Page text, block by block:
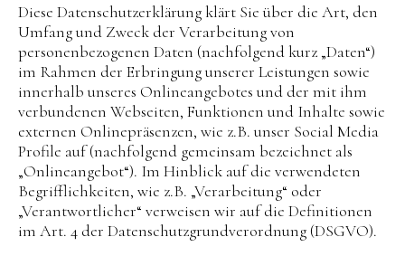
Diese Datenschutzerklärung klärt Sie über die Art, den
Umfang und Zweck der Verarbeitung von
personenbezogenen Daten (nachfolgend kurz „Daten“)
im Rahmen der Erbringung unserer Leistungen sowie
innerhalb unseres Onlineangebotes und der mit ihm
verbundenen Webseiten, Funktionen und Inhalte sowie
externen Onlinepräsenzen, wie z.B. unser Social Media
Profile auf (nachfolgend gemeinsam bezeichnet als
„Onlineangebot“). Im Hinblick auf die verwendeten
Begrifflichkeiten, wie z.B. „Verarbeitung“ oder
„Verantwortlicher“ verweisen wir auf die Definitionen
im Art. 4 der Datenschutzgrundverordnung (DSGVO).